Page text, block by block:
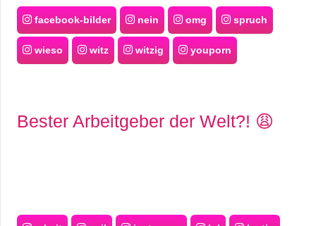
facebook-bilder nein omg spruch
wieso witz witzig youporn
Bester Arbeitgeber der Welt?! 😩